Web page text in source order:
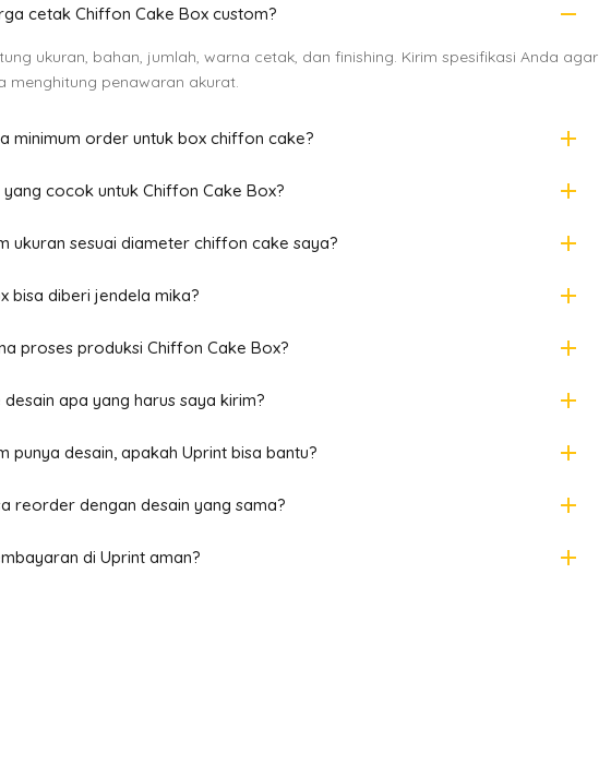
cetak Chiffon Cake Box custom? remove
ukuran, bahan, jumlah, warna cetak, dan finishing. Kirim spesifikasi Anda agar
menghitung penawaran akurat.
minimum order untuk box chiffon cake? add
cocok untuk Chiffon Cake Box? add
ukuran sesuai diameter chiffon cake saya? add
bisa diberi jendela mika? add
proses produksi Chiffon Cake Box? add
apa yang harus saya kirim? add
punya desain, apakah Uprint bisa bantu? add
reorder dengan desain yang sama? add
di Uprint aman? add